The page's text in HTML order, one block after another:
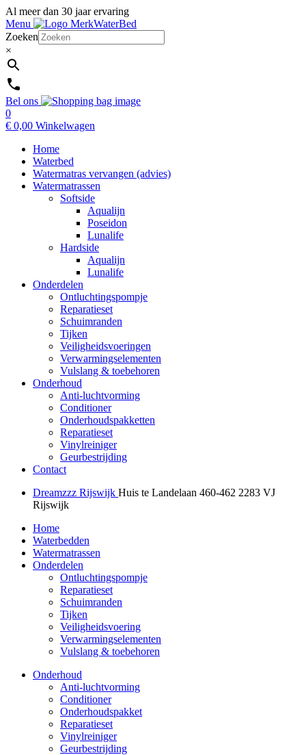
Al meer dan 30 jaar ervaring
Menu
Zoeken
×
Bel ons
0
€ 0,00 Winkelwagen
Home
Waterbed
Watermatras vervangen (advies)
Watermatrassen
Softside
Aqualijn
Poseidon
Lunalife
Hardside
Aqualijn
Lunalife
Onderdelen
Ontluchtingspompje
Reparatieset
Schuimranden
Tijken
Veiligheidsvoeringen
Verwarmingselementen
Vulslang & toebehoren
Onderhoud
Anti-luchtvorming
Conditioner
Onderhoudspakketten
Reparatieset
Vinylreiniger
Geurbestrijding
Contact
Dreamzzz Rijswijk Huis te Landelaan 460-462 2283 VJ
Rijswijk
Home
Waterbedden
Watermatrassen
Onderdelen
Ontluchtingspompje
Reparatieset
Schuimranden
Tijken
Veiligheidsvoering
Verwarmingselementen
Vulslang & toebehoren
Onderhoud
Anti-luchtvorming
Conditioner
Onderhoudspakket
Reparatieset
Vinylreiniger
Geurbestrijding